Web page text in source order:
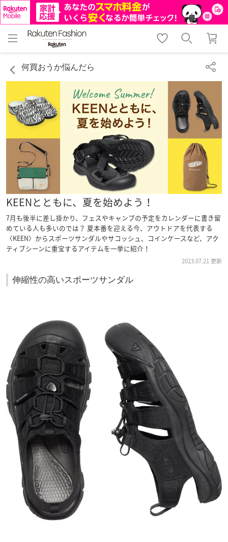
menu home
トップ
shopping_cart lock_outline
ログイン
何買おうか悩んだら
KEENとともに、夏を始めよう！
7月も後半に差し掛かり、フェスやキャンプの予定をカレンダーに書き留
めている人も多いのでは？ 夏本番を迎える今、アウトドアを代表する
〈KEEN〉からスポーツサンダルやサコッシュ、コインケースなど、アク
ティブシーンに重宝するアイテムを一挙に紹介！
2023.07.21 更新
伸縮性の高いスポーツサンダル